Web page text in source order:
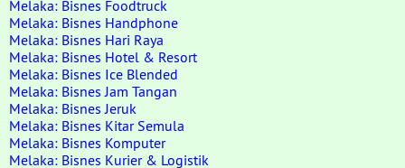
Melaka: Bisnes Foodtruck
Melaka: Bisnes Handphone
Melaka: Bisnes Hari Raya
Melaka: Bisnes Hotel & Resort
Melaka: Bisnes Ice Blended
Melaka: Bisnes Jam Tangan
Melaka: Bisnes Jeruk
Melaka: Bisnes Kitar Semula
Melaka: Bisnes Komputer
Melaka: Bisnes Kurier & Logistik